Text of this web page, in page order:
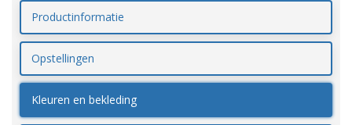
Productinformatie
Opstellingen
Kleuren en bekleding